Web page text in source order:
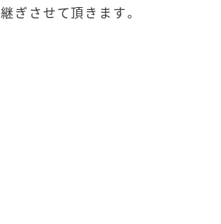
ぎさせて頂きます。